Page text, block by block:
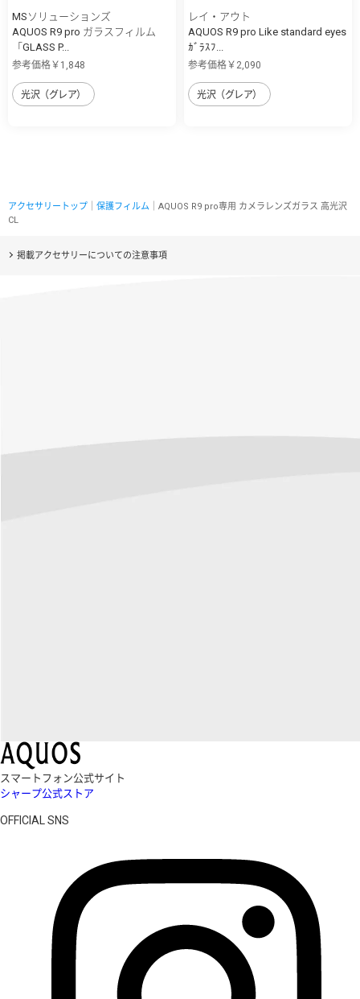
MSソリューションズ
AQUOS R9 pro ガラスフィルム
「GLASS P...
参考価格￥1,848
光沢（グレア）
レイ・アウト
AQUOS R9 pro Like standard eyes
ｶﾞﾗｽﾌ...
参考価格￥2,090
光沢（グレア）
アクセサリートップ 保護フィルム ｜AQUOS R9 pro専用 カメラレンズガラス 高光沢
CL
掲載アクセサリーについての注意事項
スマートフォン公式サイト
シャープ公式ストア
OFFICIAL SNS